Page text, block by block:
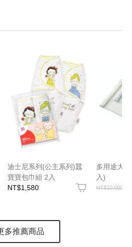
迪士尼系列(公主系列)蠶
寶寶包巾組 2入
NT$1,580
多用途大
入)
NT$10,000
多推薦商品